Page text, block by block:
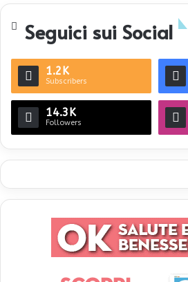
te
Seguici sui Social
1.2K
Subscribers
14.3K
Followers